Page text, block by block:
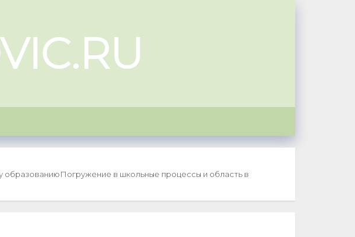
образованиюПогружение в школьные процессы и область в